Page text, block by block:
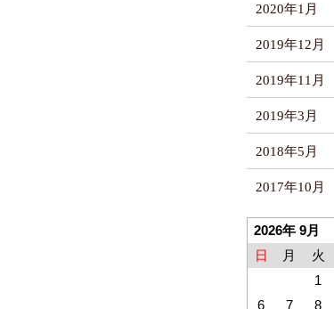
2020年1月
2019年12月
2019年11月
2019年3月
2018年5月
2017年10月
2026年 9月
日
月 火
1
6
7 8